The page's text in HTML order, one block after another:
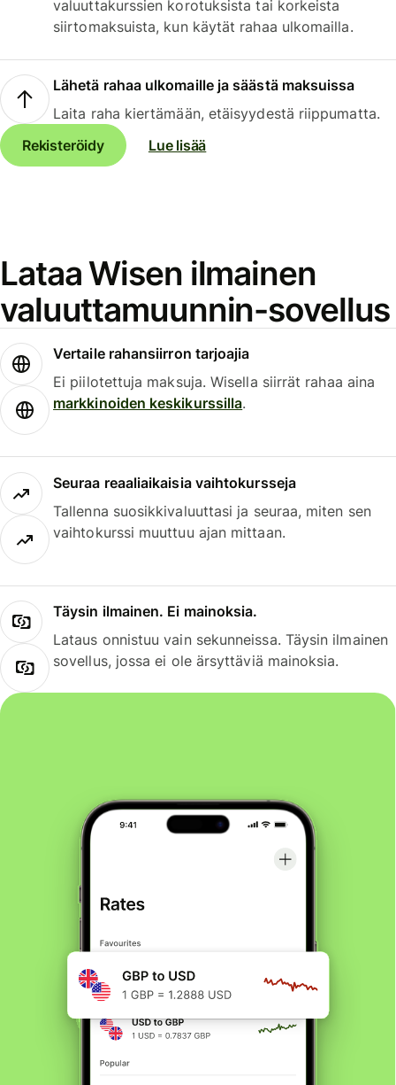
valuuttakurssien korotuksista tai korkeista
siirtomaksuista, kun käytät rahaa ulkomailla.
Lähetä rahaa ulkomaille ja säästä maksuissa
Laita raha kiertämään, etäisyydestä riippumatta.
Rekisteröidy
Lue lisää
Lataa Wisen ilmainen
valuuttamuunnin-sovellus
Vertaile rahansiirron tarjoajia
Ei piilotettuja maksuja. Wisella siirrät rahaa aina
markkinoiden keskikurssilla.
Seuraa reaaliaikaisia vaihtokursseja
Tallenna suosikkivaluuttasi ja seuraa, miten sen
vaihtokurssi muuttuu ajan mittaan.
Täysin ilmainen. Ei mainoksia.
Lataus onnistuu vain sekunneissa. Täysin ilmainen
sovellus, jossa ei ole ärsyttäviä mainoksia.